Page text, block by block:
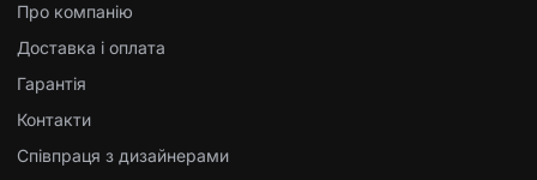
Про компанію
Доставка і оплата
Гарантія
Контакти
Співпраця з дизайнерами